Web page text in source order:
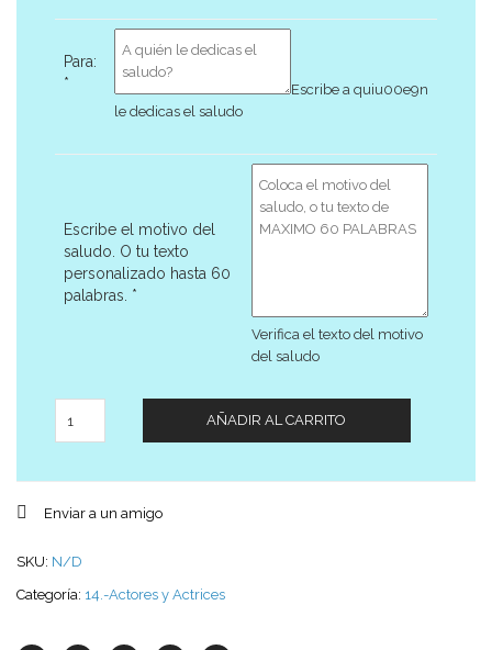
Para:
*
Escribe a quiu00e9n
le dedicas el saludo
Escribe el motivo del
saludo. O tu texto
personalizado hasta 60
palabras. *
Verifica el texto del motivo
del saludo
AÑADIR AL CARRITO
Enviar a un amigo
SKU: N/D
Categoría: 14.-Actores y Actrices